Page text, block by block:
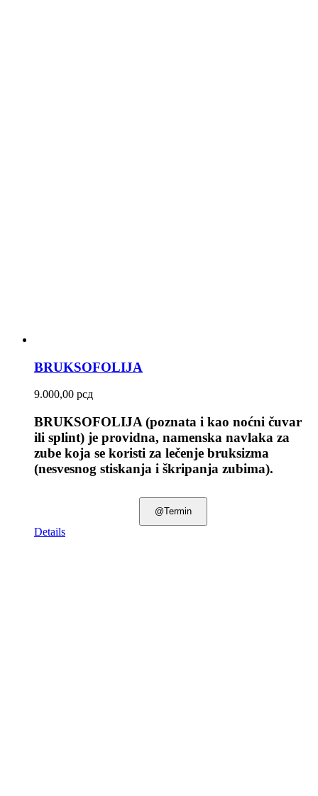
BRUKSOFOLIJA
9.000,00 рсд
BRUKSOFOLIJA (poznata i kao noćni čuvar
ili splint) je providna, namenska navlaka za
zube koja se koristi za lečenje bruksizma
(nesvesnog stiskanja i škripanja zubima).
@Termin
Details